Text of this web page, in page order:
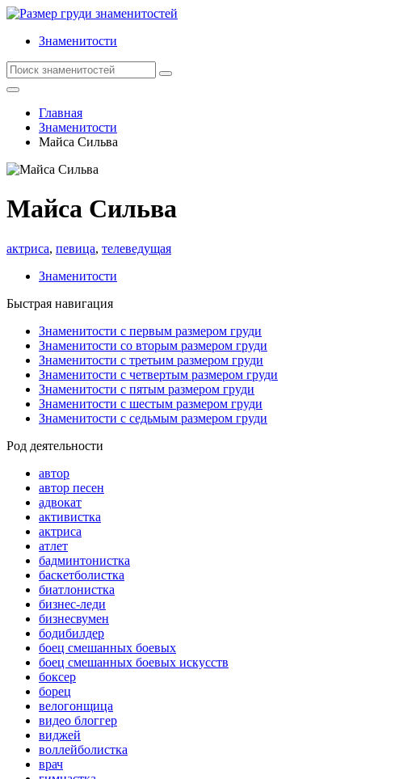
Знаменитости
Главная
Знаменитости
Майса Сильва
Майса Сильва
актриса, певица, телеведущая
Знаменитости
Быстрая навигация
Знаменитости с первым размером груди
Знаменитости со вторым размером груди
Знаменитости с третьим размером груди
Знаменитости с четвертым размером груди
Знаменитости с пятым размером груди
Знаменитости с шестым размером груди
Знаменитости с седьмым размером груди
Род деятельности
автор
автор песен
адвокат
активистка
актриса
атлет
бадминтонистка
баскетболистка
биатлонистка
бизнес-леди
бизнесвумен
бодибилдер
боец смешанных боевых
боец смешанных боевых искусств
боксер
борец
велогонщица
видео блоггер
виджей
воллейболистка
врач